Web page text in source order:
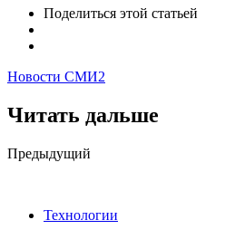
Поделиться этой статьей
Новости СМИ2
Читать дальше
Post
Предыдущий
Технологии